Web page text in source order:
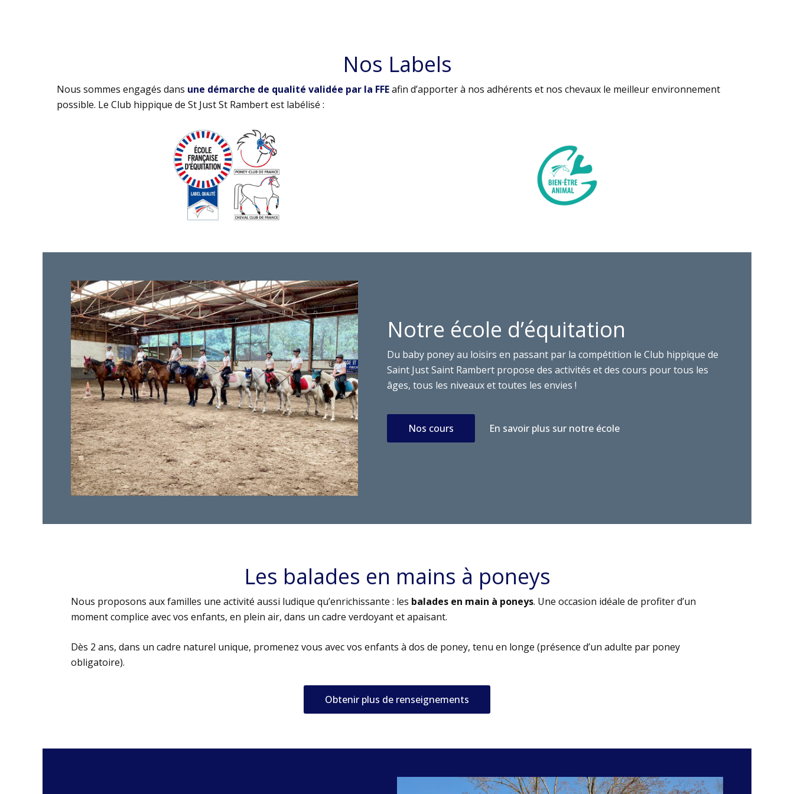
Nos Labels
Nous sommes engagés dans une démarche de qualité validée par la FFEafin d’apporter à nos adhérents et nos chevaux le meilleur environnement
possible. Le Club hippique de St Just St Rambert est labélisé :
Notre école d’équitation
Du baby poney au loisirs en passant par la compétition le Club hippique de
Saint Just Saint Rambert propose des activités et des cours pour tous les
âges, tous les niveaux et toutes les envies !
Nos cours En savoir plus sur notre école
Les balades en mains à poneys
Nous proposons aux familles une activité aussi ludique qu’enrichissante : les balades en main à poneys. Une occasion idéale de profiter d’un
moment complice avec vos enfants, en plein air, dans un cadre verdoyant et apaisant.
Dès 2 ans, dans un cadre naturel unique, promenez vous avec vos enfants à dos de poney, tenu en longe (présence d’un adulte par poney
obligatoire).
Obtenir plus de renseignements